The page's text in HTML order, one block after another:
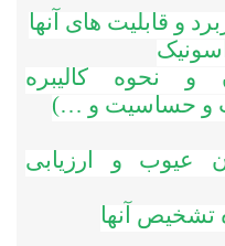
و قابلیت های آنها
و نحوه کالیبره
و حساسیت و …)
عیوب و ارزیابی
تشخیص آنها